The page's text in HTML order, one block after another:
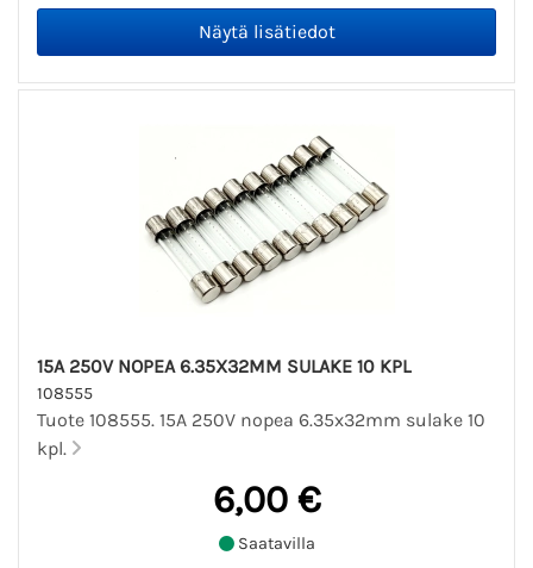
15A 250V NOPEA 6.35X32MM SULAKE 10 KPL
108555
Tuote 108555. 15A 250V nopea 6.35x32mm sulake 10
kpl.
6,00 €
Saatavilla